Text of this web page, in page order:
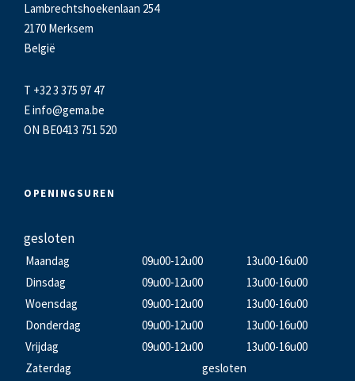
Lambrechtshoekenlaan 254
2170 Merksem
België
T +32 3 375 97 47
Einfo@gema.be
ON BE0413 751 520
OPENINGSUREN
gesloten
Maandag 09u00-12u00
13u00-16u00
Dinsdag
09u00-12u00
13u00-16u00
Woensdag
09u00-12u00
13u00-16u00
Donderdag
09u00-12u00
13u00-16u00
Vrijdag
09u00-12u00
13u00-16u00
Zaterdag
gesloten